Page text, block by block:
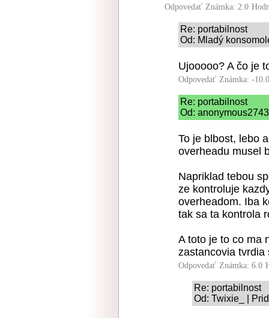
Odpovedať Známka: 2.0
Re: portabilnost
Od: Mladý
Ujooooo? A čo je
Odpovedať Známka: -10.0
Re: portabilnost
Od:
To je blbost, lebo
overheadu musel
Napriklad tebou
ze kontroluje
overheadom. Iba
tak sa ta kontrola
A toto je to co ma
zastancovia tvrdia
Odpovedať Známka: 6.0
Re: portabilnost
Od: Twixie_ |